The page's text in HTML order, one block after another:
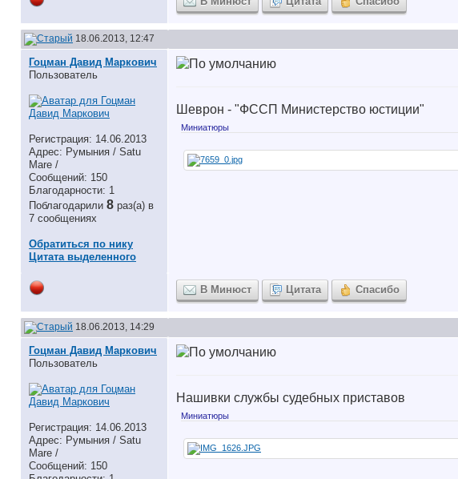
18.06.2013, 12:47
Гоцман Давид Маркович
Пользователь
Регистрация: 14.06.2013
Адрес: Румыния / Satu
Mare /
Сообщений: 150
Благодарности: 1
Поблагодарили 8 раз(а) в
7 сообщениях
Обратиться по нику
Цитата выделенного
Шеврон - "ФССП Министерство юстиции"
Миниатюры
В Минюст Цитата Спасибо
18.06.2013, 14:29
Гоцман Давид Маркович
Пользователь
Регистрация: 14.06.2013
Адрес: Румыния / Satu
Mare /
Сообщений: 150
Нашивки службы судебных приставов
Миниатюры